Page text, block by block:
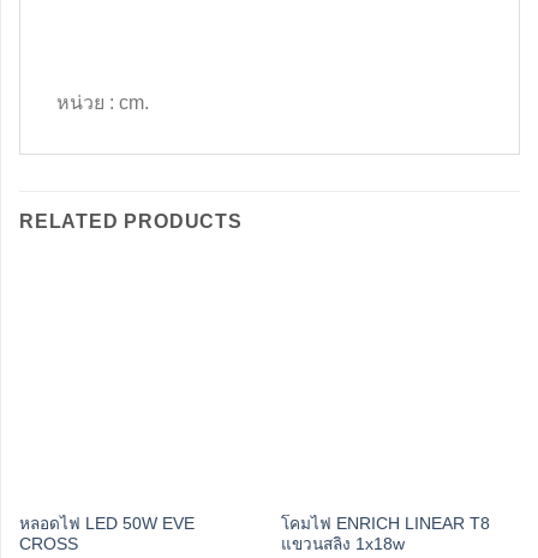
หน่วย : cm.
RELATED PRODUCTS
หลอดไฟ LED 50W EVE
CROSS
โคมไฟ ENRICH LINEAR T8
แขวนสลิง 1x18w